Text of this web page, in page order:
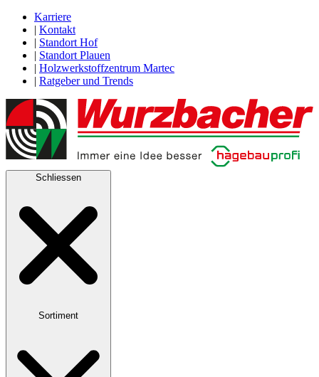
Karriere
| Kontakt
| Standort Hof
| Standort Plauen
| Holzwerkstoffzentrum Martec
| Ratgeber und Trends
Schliessen
Sortiment